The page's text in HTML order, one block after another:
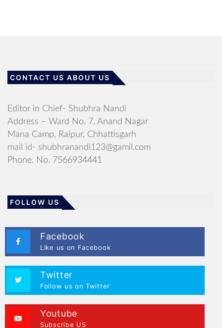
CONTACT US ABOUT US
Editor in Chief- Shubhra Nandi
Address – Ward No. 7, Anand Nagar
Mana Camp, Raipur, Chhattisgarh
mail id- shubhranandi123@gamil.com
Phone. No. 7566934441
FOLLOW US
Facebook
Like us on Facebook
Twitter
Follow us on Twitter
Youtube
Subscribe US